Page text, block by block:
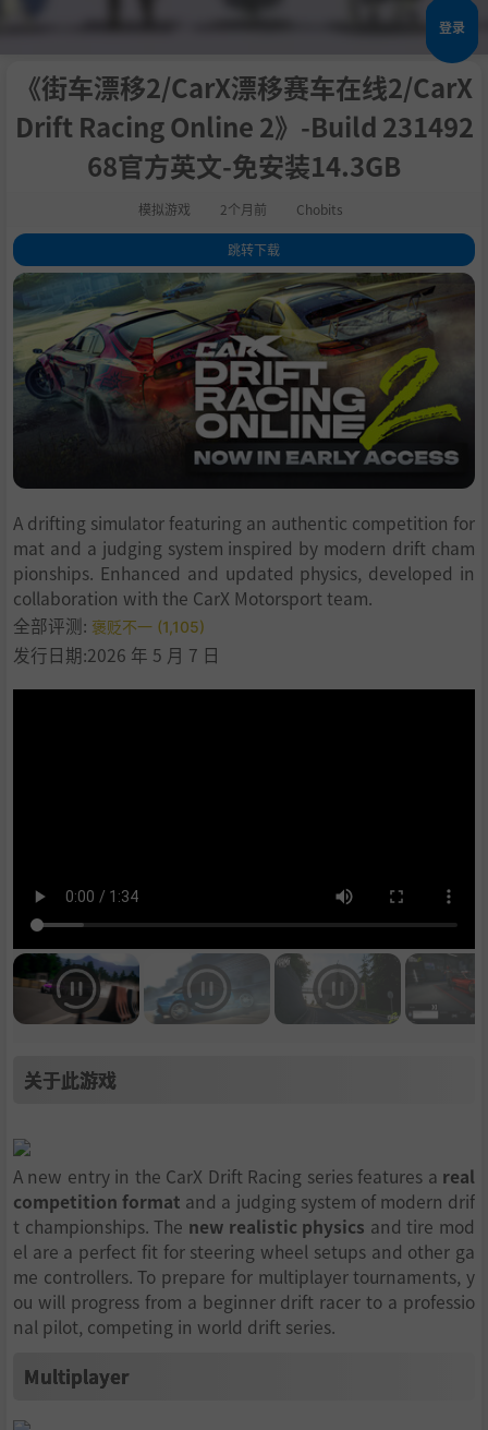
登录
《街车漂移2/CarX漂移赛车在线2/CarX
Drift Racing Online 2》-Build 231492
68官方英文-免安装14.3GB
模拟游戏 2个月前 Chobits
跳转下载
1.关于此游戏
2.
Multiplayer
3. Customization
4.Locations
5
Career
Controllers
A drifting simulator featuring an authentic competition for
mat and a judging system inspired by modern drift cham
pionships. Enhanced and updated physics, developed in
collaboration with the CarX Motorsport team.
全部评测: 褒贬不一 (1,105)
发行日期:2026 年 5 月 7 日
关于此游戏
A new entry in the CarX Drift Racing series features a real
competition format and a judging system of modern drif
t championships. The new realistic physics and tire mod
el are a perfect fit for steering wheel setups and other ga
me controllers. To prepare for multiplayer tournaments, y
ou will progress from a beginner drift racer to a professio
nal pilot, competing in world drift series.
Multiplayer